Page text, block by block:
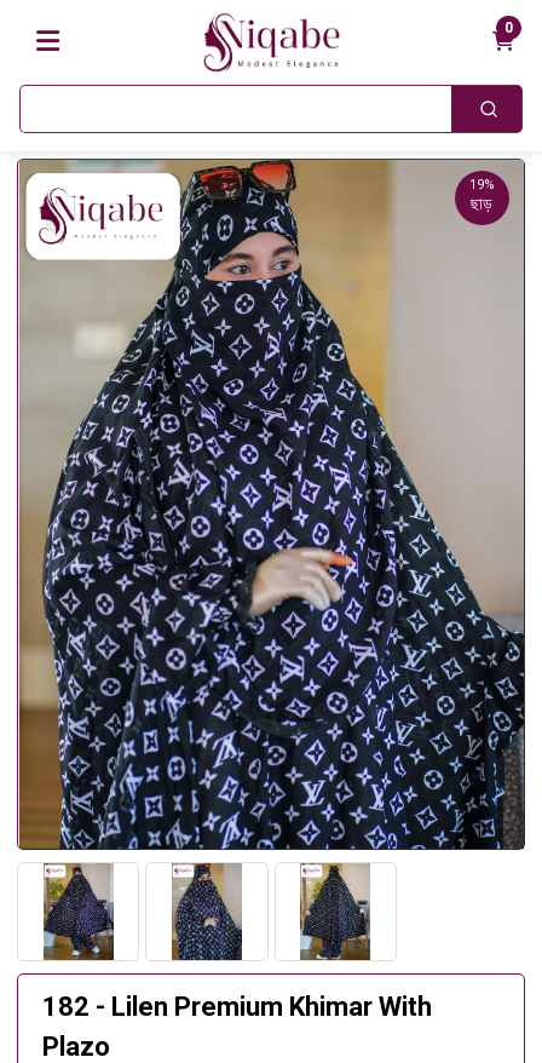
0
19%
ছাড়
182 - Lilen Premium Khimar With
Plazo